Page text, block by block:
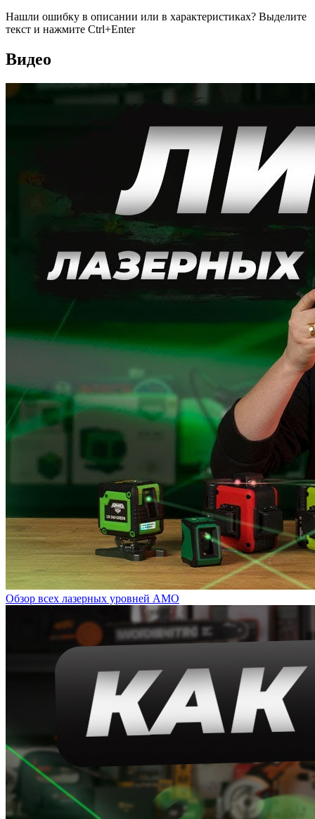
Нашли ошибку в описании или в характеристиках? Выделите
текст и нажмите Ctrl+Enter
Видео
Обзор всех лазерных уровней AMO